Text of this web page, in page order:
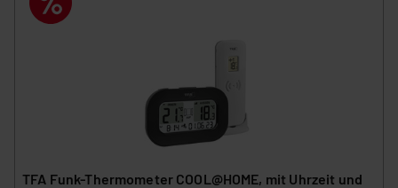
TFA Funk-Thermometer COOL@HOME, mit Uhrzeit und